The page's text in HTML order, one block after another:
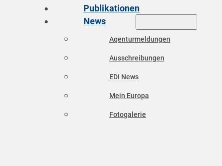
Publikationen
News
Agenturmeldungen
Ausschreibungen
EDI News
Mein Europa
Fotogalerie